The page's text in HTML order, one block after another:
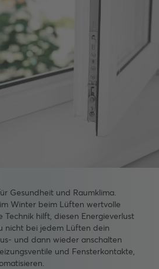
Gesundheit und Raumklima.
Winter beim Lüften wertvolle
Technik hilft, diesen Energieverlust
nicht bei jedem Lüften dein
und dann wieder anschalten
und Fensterkontakte,